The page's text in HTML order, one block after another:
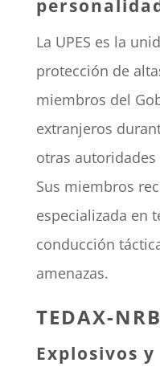
La UPES es la
protección de
miembros del
extranjeros
otras
Sus miembros
especializada en
conducción
amenazas.
TEDAX-
Explosivos y